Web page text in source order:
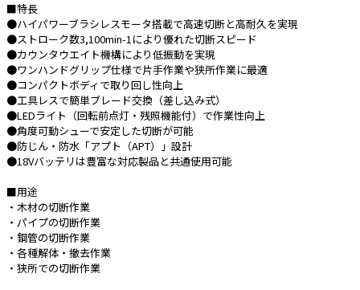
暑さ対策
販売終了品
■特長
●ハイパワーブラシレスモータ搭載で高速切断と高耐久を実現
●ストローク数3,100min-1により優れた切断スピード
●カウンタウエイト機構により低振動を実現
●ワンハンドグリップ仕様で片手作業や狭所作業に最適
●コンパクトボディで取り回し性向上
●工具レスで簡単ブレード交換（差し込み式）
●LEDライト（回転前点灯・残照機能付）で作業性向上
●角度可動シューで安定した切断が可能
●防じん・防水「アプト（APT）」設計
●18Vバッテリは豊富な対応製品と共通使用可能
■用途
・木材の切断作業
・パイプの切断作業
・鋼管の切断作業
・各種解体・撤去作業
・狭所での切断作業